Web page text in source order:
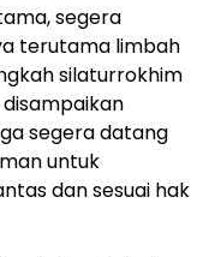
segera
terutama limbah
silaturrokhim
segera datang
untuk
dan sesuai hak